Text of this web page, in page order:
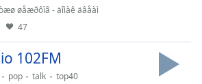
øåæðôìã - äîìàê äâåàì
47
102FM
pop talk
top40